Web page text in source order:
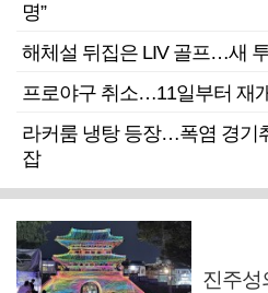
명”
해체설 뒤집은 LIV 골프…새 투
프로야구 취소…11일부터 재
라커룸 냉탕 등장…폭염 경기
잡
진주